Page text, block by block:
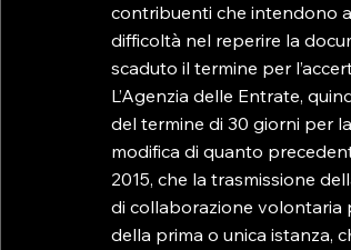
contribuenti che intendono
difficoltà nel reperire la
scaduto il termine per
L’Agenzia delle Entrate,
del termine di 30 giorni per
modifica di quanto
2015, che la trasmissione
di collaborazione volontaria
della prima o unica istanza,